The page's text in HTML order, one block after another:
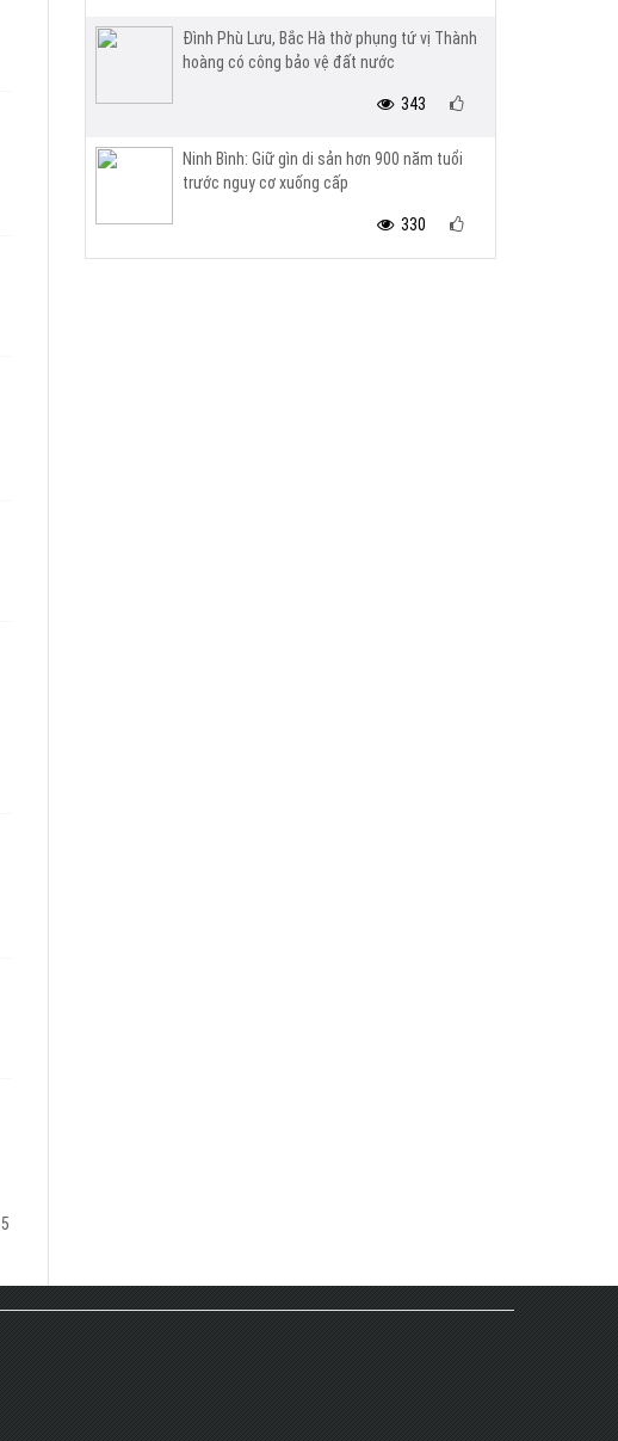
5
Đình Phù Lưu, Bắc Hà thờ phụng tứ vị Thành
hoàng có công bảo vệ đất nước
343
Ninh Bình: Giữ gìn di sản hơn 900 năm tuổi
trước nguy cơ xuống cấp
330